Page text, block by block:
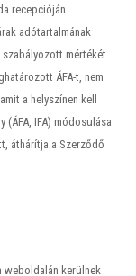
recepcióján.
adótartalmának
szabályozott mértékét.
ÁFA-t, nem
a helyszínen kell
IFA) módosulása
áthárítja a Szerződő
weboldalán kerülnek